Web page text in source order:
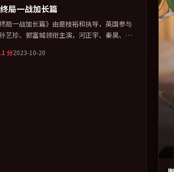
局一战加长篇
局一战加长篇》由是枝裕和执导，英国参与
艺珍、郭富城领衔主演，河正宇、秦昊、菊
全片以「惊悚」类型为骨架，在叙事、表演
分2023-10-20